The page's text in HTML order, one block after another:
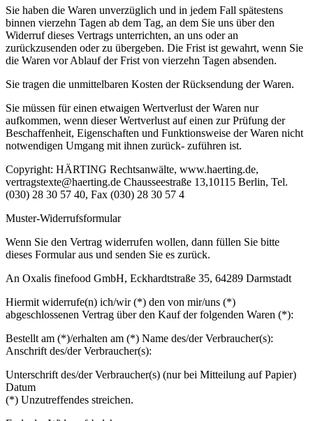
Sie haben die Waren unverzüglich und in jedem Fall spätestens
binnen vierzehn Tagen ab dem Tag, an dem Sie uns über den
Widerruf dieses Vertrags unterrichten, an uns oder an
zurückzusenden oder zu übergeben. Die Frist ist gewahrt, wenn Sie
die Waren vor Ablauf der Frist von vierzehn Tagen absenden.
Sie tragen die unmittelbaren Kosten der Rücksendung der Waren.
Sie müssen für einen etwaigen Wertverlust der Waren nur
aufkommen, wenn dieser Wertverlust auf einen zur Prüfung der
Beschaffenheit, Eigenschaften und Funktionsweise der Waren nicht
notwendigen Umgang mit ihnen zurück- zuführen ist.
Copyright: HÄRTING Rechtsanwälte, www.haerting.de,
vertragstexte@haerting.de Chausseestraße 13,10115 Berlin, Tel.
(030) 28 30 57 40, Fax (030) 28 30 57 4
Muster-Widerrufsformular
Wenn Sie den Vertrag widerrufen wollen, dann füllen Sie bitte
dieses Formular aus und senden Sie es zurück.
An Oxalis finefood GmbH, Eckhardtstraße 35, 64289 Darmstadt
Hiermit widerrufe(n) ich/wir (*) den von mir/uns (*)
abgeschlossenen Vertrag über den Kauf der folgenden Waren (*):
Bestellt am (*)/erhalten am (*) Name des/der Verbraucher(s):
Anschrift des/der Verbraucher(s):
Unterschrift des/der Verbraucher(s) (nur bei Mitteilung auf Papier)
Datum
(*) Unzutreffendes streichen.